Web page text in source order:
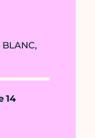
BLANC,
14